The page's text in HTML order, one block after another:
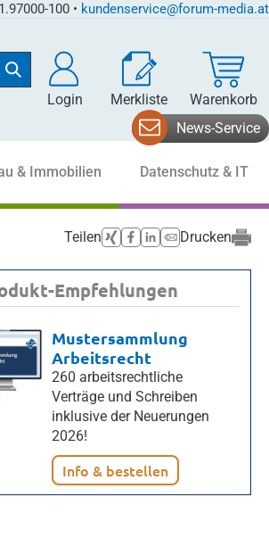
100 • kundenservice@forum-media.at
Login Merkliste
Warenkorb
News-Service
& Immobilien Datenschutz & IT
Teilen Drucken
Empfehlungen
Mustersammlung
Arbeitsrecht
260 arbeitsrechtliche
Verträge und Schreiben
inklusive der Neuerungen
2026!
Info & bestellen